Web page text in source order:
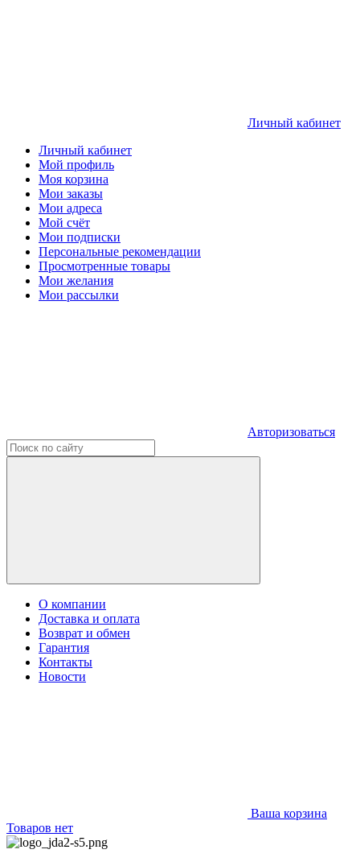
Личный кабинет
Личный кабинет
Мой профиль
Моя корзина
Мои заказы
Мои адреса
Мой счёт
Мои подписки
Персональные рекомендации
Просмотренные товары
Мои желания
Мои рассылки
Авторизоваться
О компании
Доставка и оплата
Возврат и обмен
Гарантия
Контакты
Новости
Ваша корзина
Товаров нет